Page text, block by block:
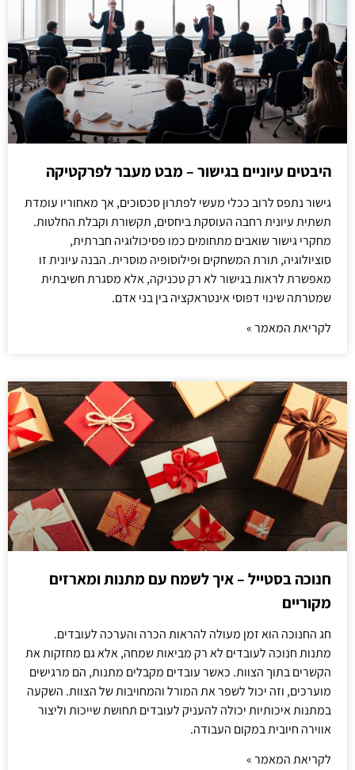
היבטים עיוניים בגישור – מבט מעבר לפרקטיקה
גישור נתפס לרוב ככלי מעשי לפתרון סכסוכים, אך מאחוריו עומדת
תשתית עיונית רחבה העוסקת ביחסים, תקשורת וקבלת החלטות.
מחקרי גישור שואבים מתחומים כמו פסיכולוגיה חברתית,
סוציולוגיה, תורת המשחקים ופילוסופיה מוסרית. הבנה עיונית זו
מאפשרת לראות בגישור לא רק טכניקה, אלא מסגרת חשיבתית
שמטרתה שינוי דפוסי אינטראקציה בין בני אדם.
לקריאת המאמר »
חנוכה בסטייל – איך לשמח עם מתנות ומארזים
מקוריים
חג החנוכה הוא זמן מעולה להראות הכרה והערכה לעובדים.
מתנות חנוכה לעובדים לא רק מביאות שמחה, אלא גם מחזקות את
הקשרים בתוך הצוות. כאשר עובדים מקבלים מתנות, הם מרגישים
מוערכים, וזה יכול לשפר את המורל והמחויבות של הצוות. השקעה
במתנות איכותיות יכולה להעניק לעובדים תחושת שייכות וליצור
אווירה חיובית במקום העבודה.
לקריאת המאמר »